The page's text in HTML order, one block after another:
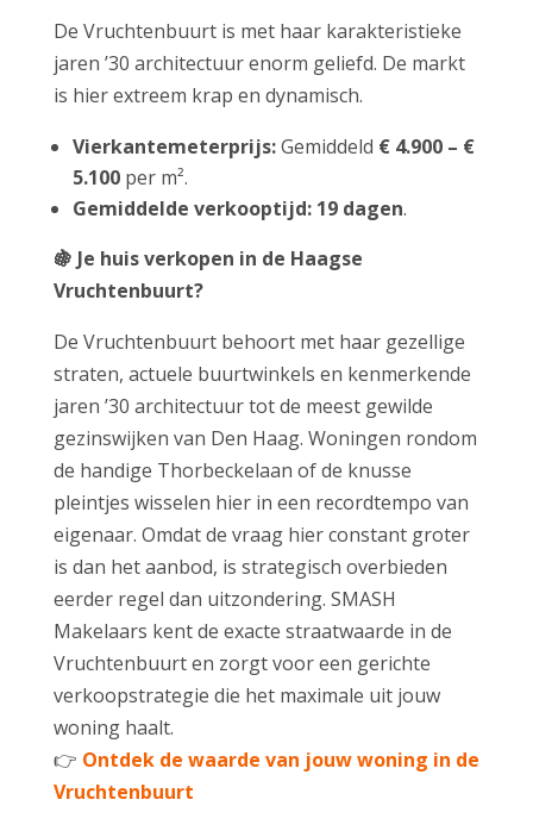
De Vruchtenbuurt is met haar karakteristieke
jaren ’30 architectuur enorm geliefd. De markt
is hier extreem krap en dynamisch.
Vierkantemeterprijs:Gemiddeld € 4.900 – €
5.100per m².
Gemiddelde verkooptijd: 19 dagen.
🍇 Je huis verkopen in de Haagse
Vruchtenbuurt?
De Vruchtenbuurt behoort met haar gezellige
straten, actuele buurtwinkels en kenmerkende
jaren ’30 architectuur tot de meest gewilde
gezinswijken van Den Haag. Woningen rondom
de handige Thorbeckelaan of de knusse
pleintjes wisselen hier in een recordtempo van
eigenaar. Omdat de vraag hier constant groter
is dan het aanbod, is strategisch overbieden
eerder regel dan uitzondering. SMASH
Makelaars kent de exacte straatwaarde in de
Vruchtenbuurt en zorgt voor een gerichte
verkoopstrategie die het maximale uit jouw
woning haalt.
👉 Ontdek de waarde van jouw woning in de
Vruchtenbuurt